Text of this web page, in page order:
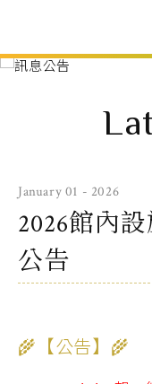
January 01 - 2026
2026館內
公告
🌾 【公告】 🌾